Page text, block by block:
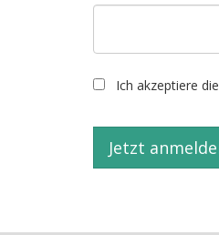
Ich akzeptiere die